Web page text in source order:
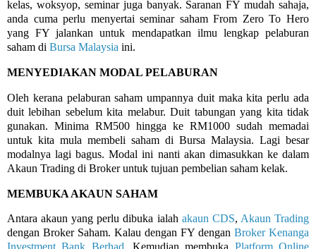
kelas, woksyop, seminar juga banyak. Saranan FY mudah sahaja,
anda cuma perlu menyertai seminar saham From Zero To Hero
yang FY jalankan untuk mendapatkan ilmu lengkap pelaburan
saham di Bursa Malaysia ini.
MENYEDIAKAN MODAL PELABURAN
Oleh kerana pelaburan saham umpannya duit maka kita perlu ada
duit lebihan sebelum kita melabur. Duit tabungan yang kita tidak
gunakan. Minima RM500 hingga ke RM1000 sudah memadai
untuk kita mula membeli saham di Bursa Malaysia. Lagi besar
modalnya lagi bagus. Modal ini nanti akan dimasukkan ke dalam
Akaun Trading di Broker untuk tujuan pembelian saham kelak.
MEMBUKA AKAUN SAHAM
Antara akaun yang perlu dibuka ialah akaun CDS, Akaun Trading
dengan Broker Saham. Kalau dengan FY dengan Broker Kenanga